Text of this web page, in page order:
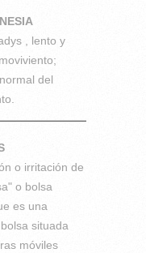
, lento y
del
o irritación de
o bolsa
es una
situada
móviles